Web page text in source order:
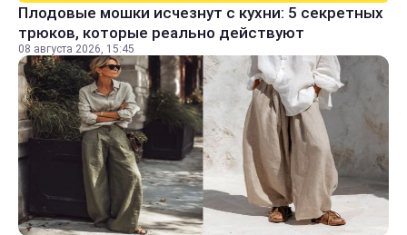
Плодовые мошки исчезнут с кухни: 5 секретных
трюков, которые реально действуют
08 августа 2026, 15:45